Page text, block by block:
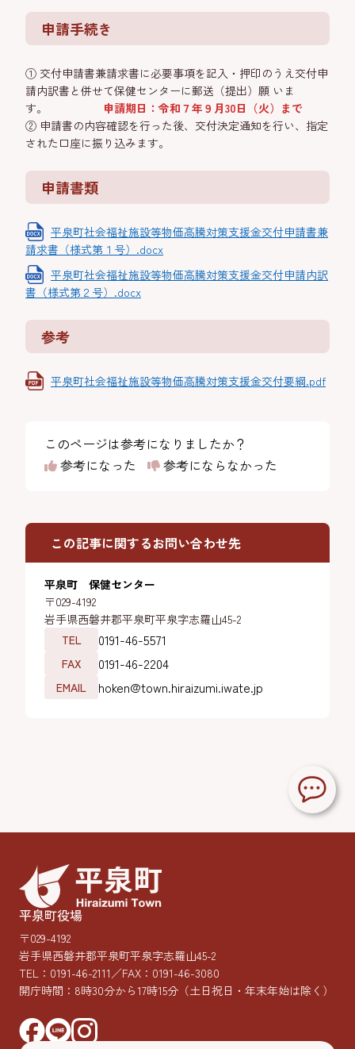
申請手続き
① 交付申請書兼請求書に必要事項を記入・押印のうえ交付申
請内訳書と併せて保健センターに郵送（提出）願 いま
す。 申請期日：令和７年９月30日（火）まで
② 申請書の内容確認を行った後、交付決定通知を行い、指定
された口座に振り込みます。
申請書類
平泉町社会福祉施設等物価高騰対策支援金交付申請書兼
請求書（様式第１号）.docx
平泉町社会福祉施設等物価高騰対策支援金交付申請内訳
書（様式第２号）.docx
参考
平泉町社会福祉施設等物価高騰対策支援金交付要綱.pdf
このページは参考になりましたか？
参考になった
参考にならなかった
この記事に関するお問い合わせ先
平泉町 保健センター
〒029-4192
岩手県西磐井郡平泉町平泉字志羅山45-2
TEL
0191-46-5571
FAX 0191-46-2204
EMAIL hoken@town.hiraizumi.iwate.jp
平泉町役場
〒029-4192
岩手県西磐井郡平泉町平泉字志羅山45-2
TEL： 0191-46-2111／FAX：0191-46-3080
開庁時間：8時30分から17時15分 （土日祝日・年末年始は除く）